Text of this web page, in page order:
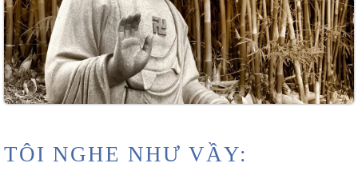
TÔI NGHE NHƯ VẦY: